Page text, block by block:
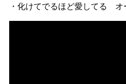
・化けてでるほど愛してる オ